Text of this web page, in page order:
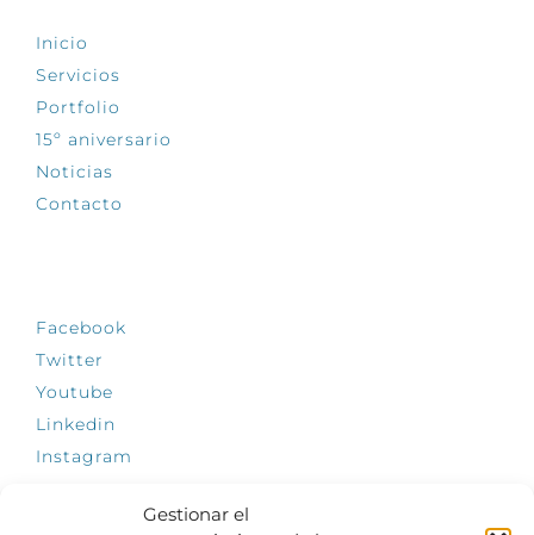
Gestionar el
Inicio
Servicios
Portfolio
15º aniversario
Noticias
Contacto
Facebook
Twitter
Youtube
Linkedin
Instagram